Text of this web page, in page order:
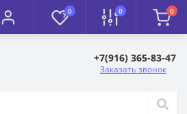
0 0 0
+7(916) 365-83-47
Заказать звонок